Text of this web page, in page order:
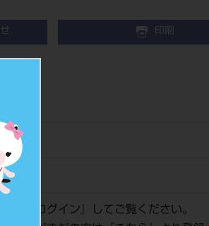
印刷
ログイン 』してご覧ください。